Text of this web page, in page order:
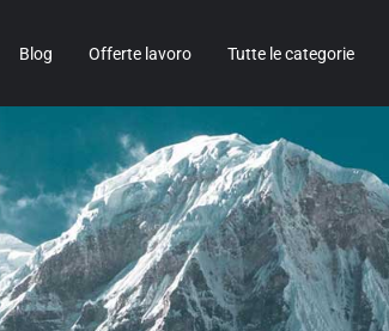
Blog Offerte lavoro Tutte le categorie